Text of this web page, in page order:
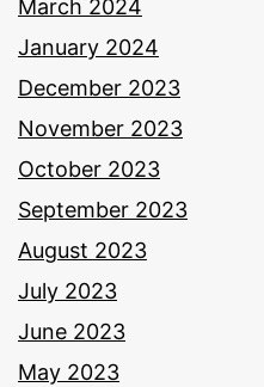
March 2024
January 2024
December 2023
November 2023
October 2023
September 2023
August 2023
July 2023
June 2023
May 2023